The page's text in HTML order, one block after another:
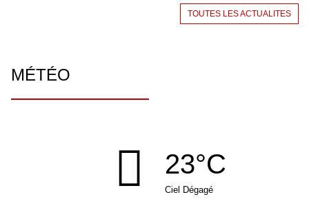
TOUTES LES ACTUALITES
MÉTÉO
23°C
Ciel Dégagé